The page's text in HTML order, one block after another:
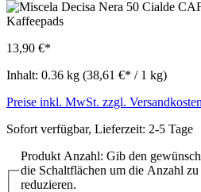
13,90 €*
Inhalt: 0.36 kg (38,61 €* / 1 kg)
Preise inkl. MwSt. zzgl. Versandkosten
Sofort verfügbar, Lieferzeit: 2-5 Tage
Produkt Anzahl: Gib den
die Schaltflächen um die Anzahl zu
reduzieren.